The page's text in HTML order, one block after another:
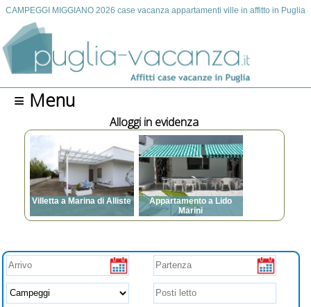
CAMPEGGI MIGGIANO 2026 case vacanza appartamenti ville in affitto in Puglia
≡ Menu
Alloggi in evidenza
a Marina di Alliste
letto: da 3 a 7
ammessi,
Spazi esterni,
Internet
Appartamento a Lido
Marini
Lavatrice, Animali
ammessi, Barbecue,
Spazi esterni, Zanzariere,
ventilatori a soffitto, asse
e ferro da stiro,
asciugacapelli, prese USB